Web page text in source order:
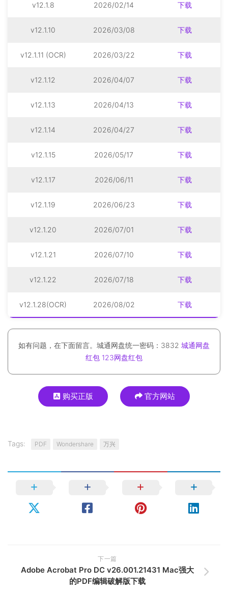
v12.1.8 2026/02/14 下载
v12.1.10 2026/03/08 下载
v12.1.11 (OCR) 2026/03/22 下载
v12.1.12 2026/04/07 下载
v12.1.13 2026/04/13 下载
v12.1.14 2026/04/27 下载
v12.1.15 2026/05/17 下载
v12.1.17 2026/06/11 下载
v12.1.19 2026/06/23 下载
v12.1.20 2026/07/01 下载
v12.1.21 2026/07/10 下载
v12.1.22 2026/07/18 下载
v12.1.28(OCR) 2026/08/02 下载
如有问题，在下面留言。城通网盘统一密码：3832 城通网盘
红包 123网盘红包
购买正版 官方网站
Tags: PDF Wondershare 万兴
下一篇
Adobe Acrobat Pro DC v26.001.21431 Mac强大
的PDF编辑破解版下载